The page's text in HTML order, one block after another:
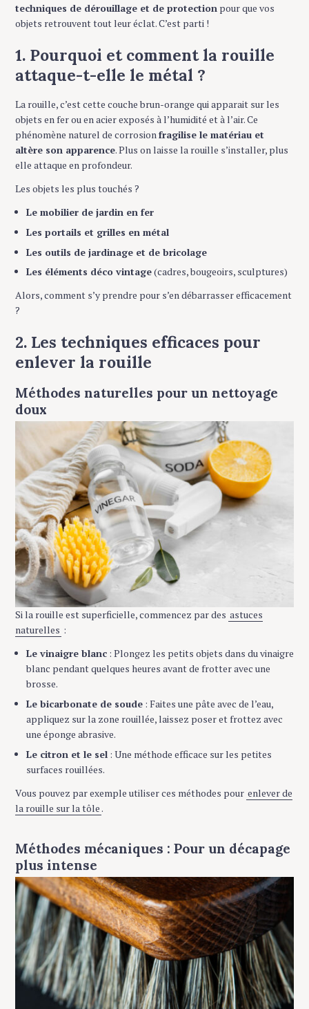
techniques de dérouillage et de protection pour que vos
objets retrouvent tout leur éclat. C’est parti !
1. Pourquoi et comment la rouille
attaque-t-elle le métal ?
La rouille, c’est cette couche brun-orange qui apparait sur les
objets en fer ou en acier exposés à l’humidité et à l’air. Ce
phénomène naturel de corrosionfragilise le matériau et
altère son apparence. Plus on laisse la rouille s’installer, plus
elle attaque en profondeur.
Les objets les plus touchés ?
Le mobilier de jardin en fer
Les portails et grilles en métal
Les outils de jardinage et de bricolage
Les éléments déco vintage(cadres, bougeoirs, sculptures)
Alors, comment s’y prendre pour s’en débarrasser efficacement
?
2. Les techniques efficaces pour
enlever la rouille
Méthodes naturelles pour un nettoyage
doux
Si la rouille est superficielle, commencez par des astuces
naturelles :
Le vinaigre blanc: Plongez les petits objets dans du vinaigre
blanc pendant quelques heures avant de frotter avec une
brosse.
Le bicarbonate de soude: Faites une pâte avec de l’eau,
appliquez sur la zone rouillée, laissez poser et frottez avec
une éponge abrasive.
Le citron et le sel: Une méthode efficace sur les petites
surfaces rouillées.
Vous pouvez par exemple utiliser ces méthodes pour enlever de
la rouille sur la tôle .
Méthodes mécaniques : Pour un décapage
plus intense